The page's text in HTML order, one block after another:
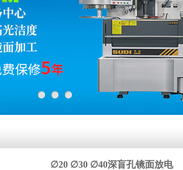
∅20 ∅30 ∅40深盲孔镜面放电